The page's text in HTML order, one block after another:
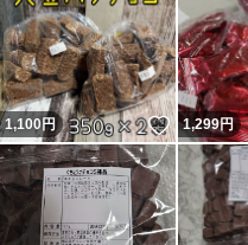
1,100円 いいね！
1,299円